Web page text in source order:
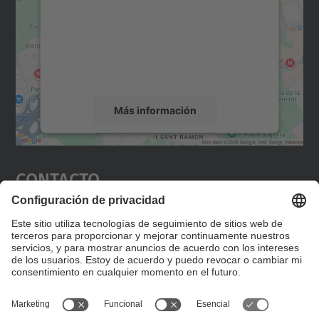
Más información
Aceptar
powered by
Contacto
Editad en la página "Contacto personalizado", que
encontraréis en la raíz de español, vuestros datos
personalizados de contacto.
Formulario de contacto